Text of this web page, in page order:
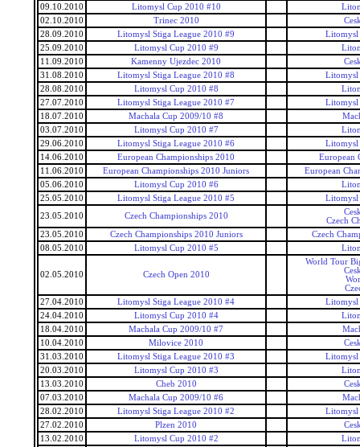
09.10.2010
Litomysl Cup 2010 #10
02.10.2010
Trinec 2010
28.09.2010
Litomysl Stiga League 2010 #9
Litomysl
25.09.2010
Litomysl Cup 2010 #9
11.09.2010
Kamenny Ujezdec 2010
31.08.2010
Litomysl Stiga League 2010 #8
Litomysl
28.08.2010
Litomysl Cup 2010 #8
27.07.2010
Litomysl Stiga League 2010 #7
Litomysl
18.07.2010
Machala Cup 2009/10 #8
03.07.2010
Litomysl Cup 2010 #7
29.06.2010
Litomysl Stiga League 2010 #6
Litomysl
14.06.2010
European Championships 2010
European
11.06.2010
European Championships 2010 Juniors
European
05.06.2010
Litomysl Cup 2010 #6
25.05.2010
Litomysl Stiga League 2010 #5
Litomysl
23.05.2010
Czech Championships 2010
Czech
23.05.2010
Czech Championships 2010 Juniors
Czech
08.05.2010
Litomysl Cup 2010 #5
02.05.2010 Czech Open 2010
World Tour
27.04.2010
Litomysl Stiga League 2010 #4
Litomysl
24.04.2010
Litomysl Cup 2010 #4
18.04.2010
Machala Cup 2009/10 #7
10.04.2010
Milovice 2010
31.03.2010
Litomysl Stiga League 2010 #3
Litomysl
20.03.2010
Litomysl Cup 2010 #3
13.03.2010
Cheb 2010
07.03.2010
Machala Cup 2009/10 #6
28.02.2010
Litomysl Stiga League 2010 #2
Litomysl
27.02.2010
Plzen 2010
13.02.2010
Litomysl Cup 2010 #2